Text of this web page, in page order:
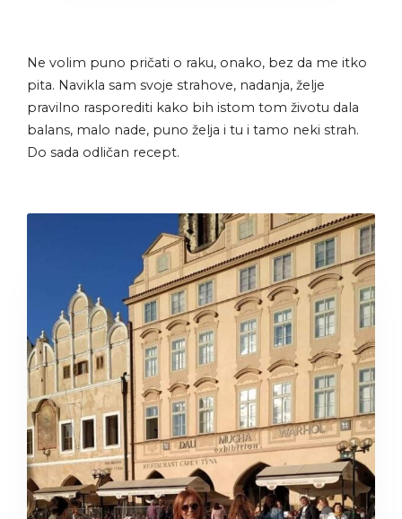
Ne volim puno pričati o raku, onako, bez da me itko
pita. Navikla sam svoje strahove, nadanja, želje
pravilno rasporediti kako bih istom tom životu dala
balans, malo nade, puno želja i tu i tamo neki strah.
Do sada odličan recept.